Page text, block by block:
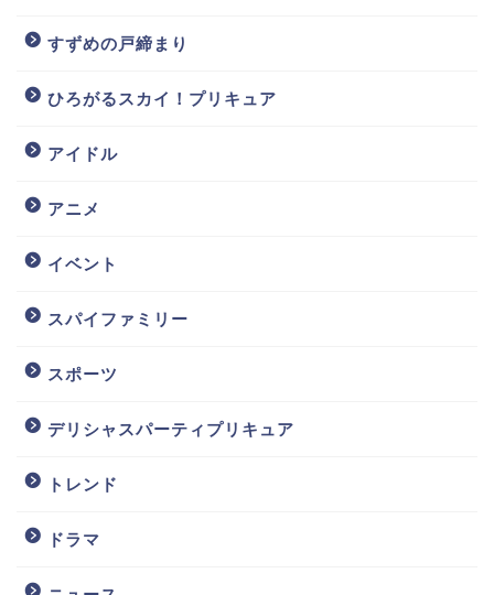
すずめの戸締まり
ひろがるスカイ！プリキュア
アイドル
アニメ
イベント
スパイファミリー
スポーツ
デリシャスパーティプリキュア
トレンド
ドラマ